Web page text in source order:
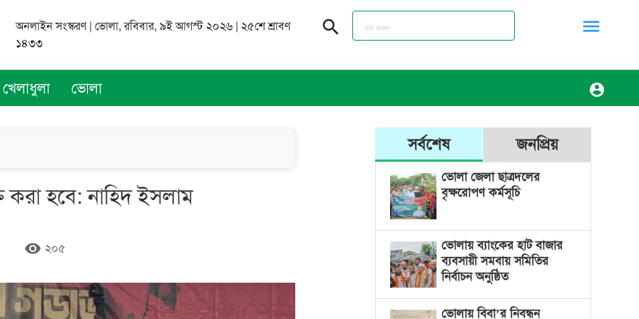
অনলাইন সংস্করণ | ভোলা, রবিবার, ৯ই আগস্ট ২০২৬ | ২৫শে শ্রাবণ
১৪৩৩
search menu
account_circle
খেলাধুলা ভোলা
করা হবে: নাহিদ ইসলাম
remove_red_eye ২০৫
সর্বশেষ জনপ্রিয়
ভোলা জেলা ছাত্রদলের
বৃক্ষরোপণ কর্মসূচি
ভোলায় ব্যাংকের হাট বাজার
ব্যবসায়ী সমবায় সমিতির
নির্বাচন অনুষ্ঠিত
ভোলায় বিবা’র নিবন্ধন